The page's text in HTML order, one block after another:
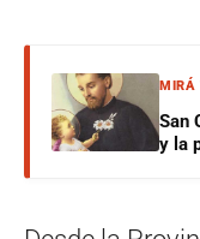
MIRÁ
San
y la